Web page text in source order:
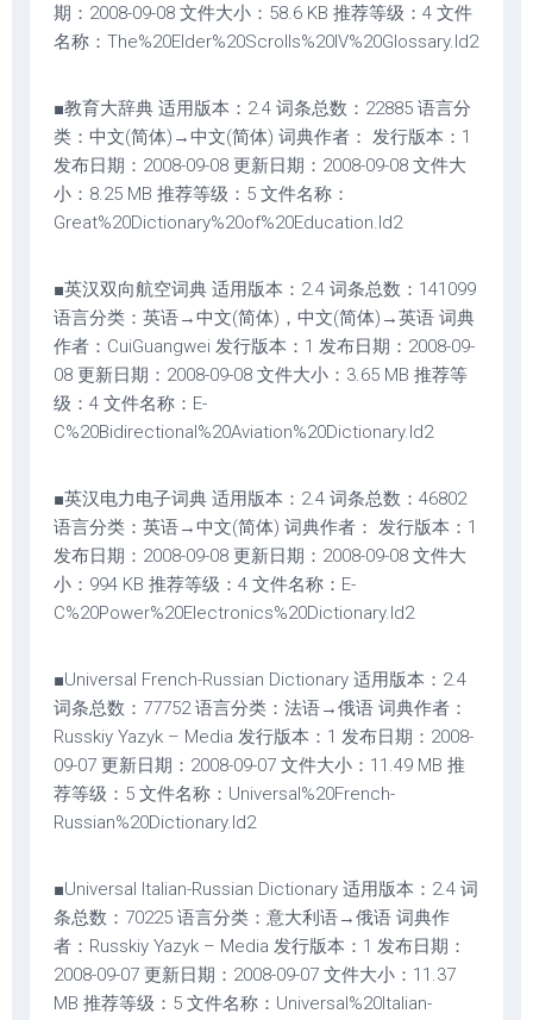
期：2008-09-08 文件大小：58.6 KB 推荐等级：4 文件
名称：The%20Elder%20Scrolls%20IV%20Glossary.ld2
■教育大辞典 适用版本：2.4 词条总数：22885 语言分
类：中文(简体)→中文(简体) 词典作者： 发行版本：1
发布日期：2008-09-08 更新日期：2008-09-08 文件大
小：8.25 MB 推荐等级：5 文件名称：
Great%20Dictionary%20of%20Education.ld2
■英汉双向航空词典 适用版本：2.4 词条总数：141099
语言分类：英语→中文(简体)，中文(简体)→英语 词典
作者：CuiGuangwei 发行版本：1 发布日期：2008-09-
08 更新日期：2008-09-08 文件大小：3.65 MB 推荐等
级：4 文件名称：E-
C%20Bidirectional%20Aviation%20Dictionary.ld2
■英汉电力电子词典 适用版本：2.4 词条总数：46802
语言分类：英语→中文(简体) 词典作者： 发行版本：1
发布日期：2008-09-08 更新日期：2008-09-08 文件大
小：994 KB 推荐等级：4 文件名称：E-
C%20Power%20Electronics%20Dictionary.ld2
■Universal French-Russian Dictionary 适用版本：2.4
词条总数：77752 语言分类：法语→俄语 词典作者：
Russkiy Yazyk – Media 发行版本：1 发布日期：2008-
09-07 更新日期：2008-09-07 文件大小：11.49 MB 推
荐等级：5 文件名称：Universal%20French-
Russian%20Dictionary.ld2
■Universal Italian-Russian Dictionary 适用版本：2.4 词
条总数：70225 语言分类：意大利语→俄语 词典作
者：Russkiy Yazyk – Media 发行版本：1 发布日期：
2008-09-07 更新日期：2008-09-07 文件大小：11.37
MB 推荐等级：5 文件名称：Universal%20Italian-